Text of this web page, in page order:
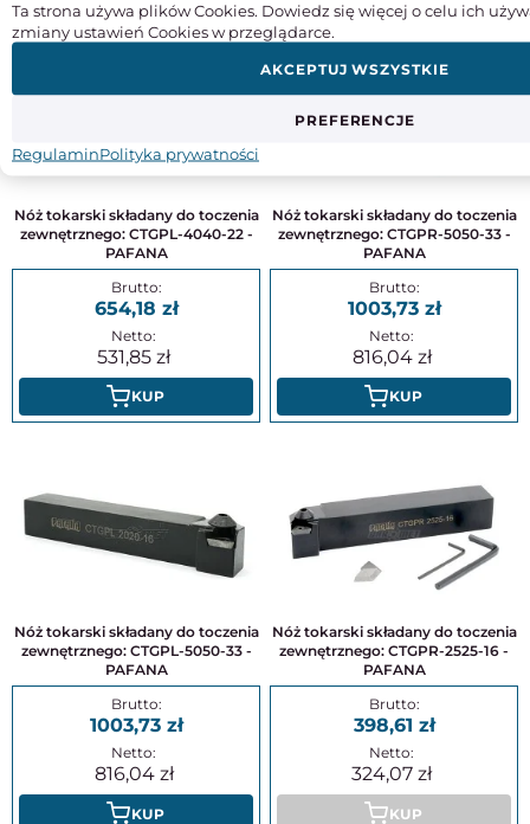
Nóż tokarski składany do toczenia
zewnętrznego: CTGPL-4040-22 -
PAFANA
654,18
531,85
KUP
Nóż tokarski składany do toczenia
zewnętrznego: CTGPR-5050-33 -
PAFANA
1003,73
816,04
KUP
Nóż tokarski składany do toczenia
zewnętrznego: CTGPL-5050-33 -
PAFANA
1003,73
816,04
KUP
Nóż tokarski składany do toczenia
zewnętrznego: CTGPR-2525-16 -
PAFANA
398,61
324,07
KUP
Ta strona używa plików Cookies. Dowiedz się więcej o celu ich
zmiany ustawień Cookies w przeglądarce.
PREFERENCJE
AKCEPTUJ WSZYSTKIE
RegulaminPolityka prywatności